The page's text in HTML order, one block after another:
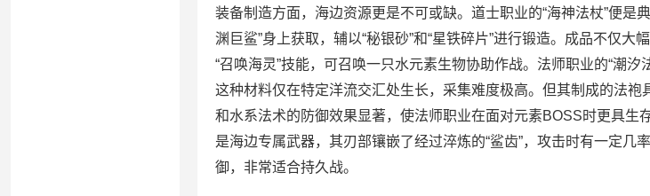
装备制造方面，海边资源更是不可或缺。道士职业的“海神法杖”便是
渊巨鲨”身上获取，辅以“秘银砂”和“星铁碎片”进行锻造。成品不仅大
“召唤海灵”技能，可召唤一只水元素生物协助作战。法师职业的“潮汐
这种材料仅在特定洋流交汇处生长，采集难度极高。但其制成的法袍
和水系法术的防御效果显著，使法师职业在面对元素BOSS时更具生
是海边专属武器，其刃部镶嵌了经过淬炼的“鲨齿”，攻击时有一定几
御，非常适合持久战。